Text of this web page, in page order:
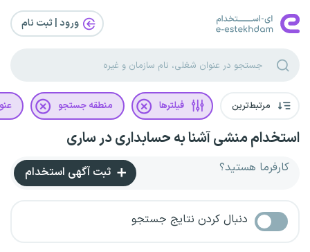
ورود | ثبت‌ نام
مرتبط‌ترین فیلترها منطقه جستجو
استخدام منشی آشنا به حسابداری در ساری
کارفرما هستید؟ ثبت آگهی استخدام
دنبال کردن نتایج جستجو